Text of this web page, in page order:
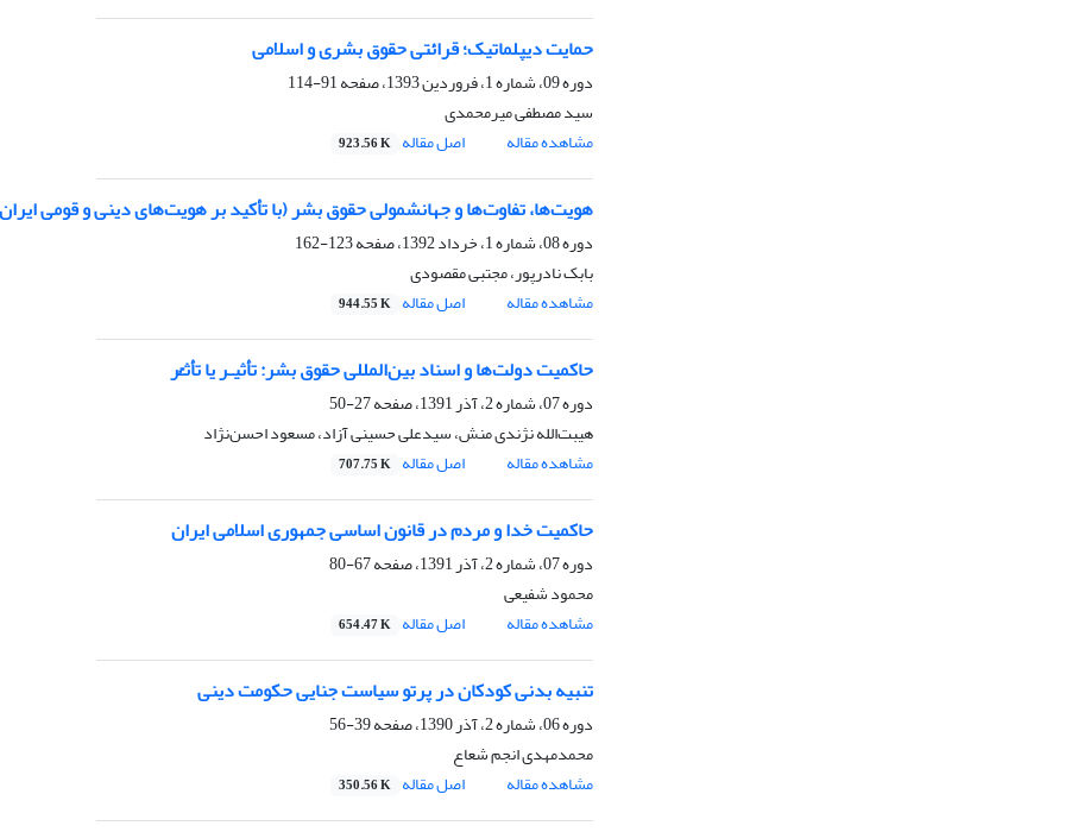
حمایت دیپلماتیک؛ قرائتی حقوق بشری و اسلامی
دوره 09، شماره 1، فروردین 1393، صفحه
91-114
سید مصطفی میرمحمدی
مشاهده مقاله
اصل مقاله 923.56 K
هویت‌ها، تفاوت‌ها و جهانشمولی حقوق بشر (با تأکید بر هویت‌های دینی و قومی
دوره 08، شماره 1، خرداد 1392، صفحه
123-162
بابک نادرپور، مجتبی مقصودی
مشاهده مقاله
اصل مقاله 944.55 K
حاکمیت دولت‌ها و اسناد بین‌المللی حقوق بشر: تأثیـر یا تأثـُّر
دوره 07، شماره 2، آذر 1391، صفحه
27-50
هیبت‌الله نژندی منش، سیدعلی حسینی آزاد، مسعود احسن‌نژاد
مشاهده مقاله
اصل مقاله 707.75 K
حاکمیت خدا و مردم در قانون اساسی جمهوری اسلامی ایران
دوره 07، شماره 2، آذر 1391، صفحه
67-80
محمود شفیعی
مشاهده مقاله
اصل مقاله 654.47 K
تنبیه بدنی کودکان در پرتو سیاست جنایی حکومت دینی
دوره 06، شماره 2، آذر 1390، صفحه
39-56
محمدمهدی انجم شعاع
مشاهده مقاله
اصل مقاله 350.56 K